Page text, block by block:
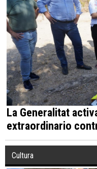
La Generalitat
extraordinario
Cultura